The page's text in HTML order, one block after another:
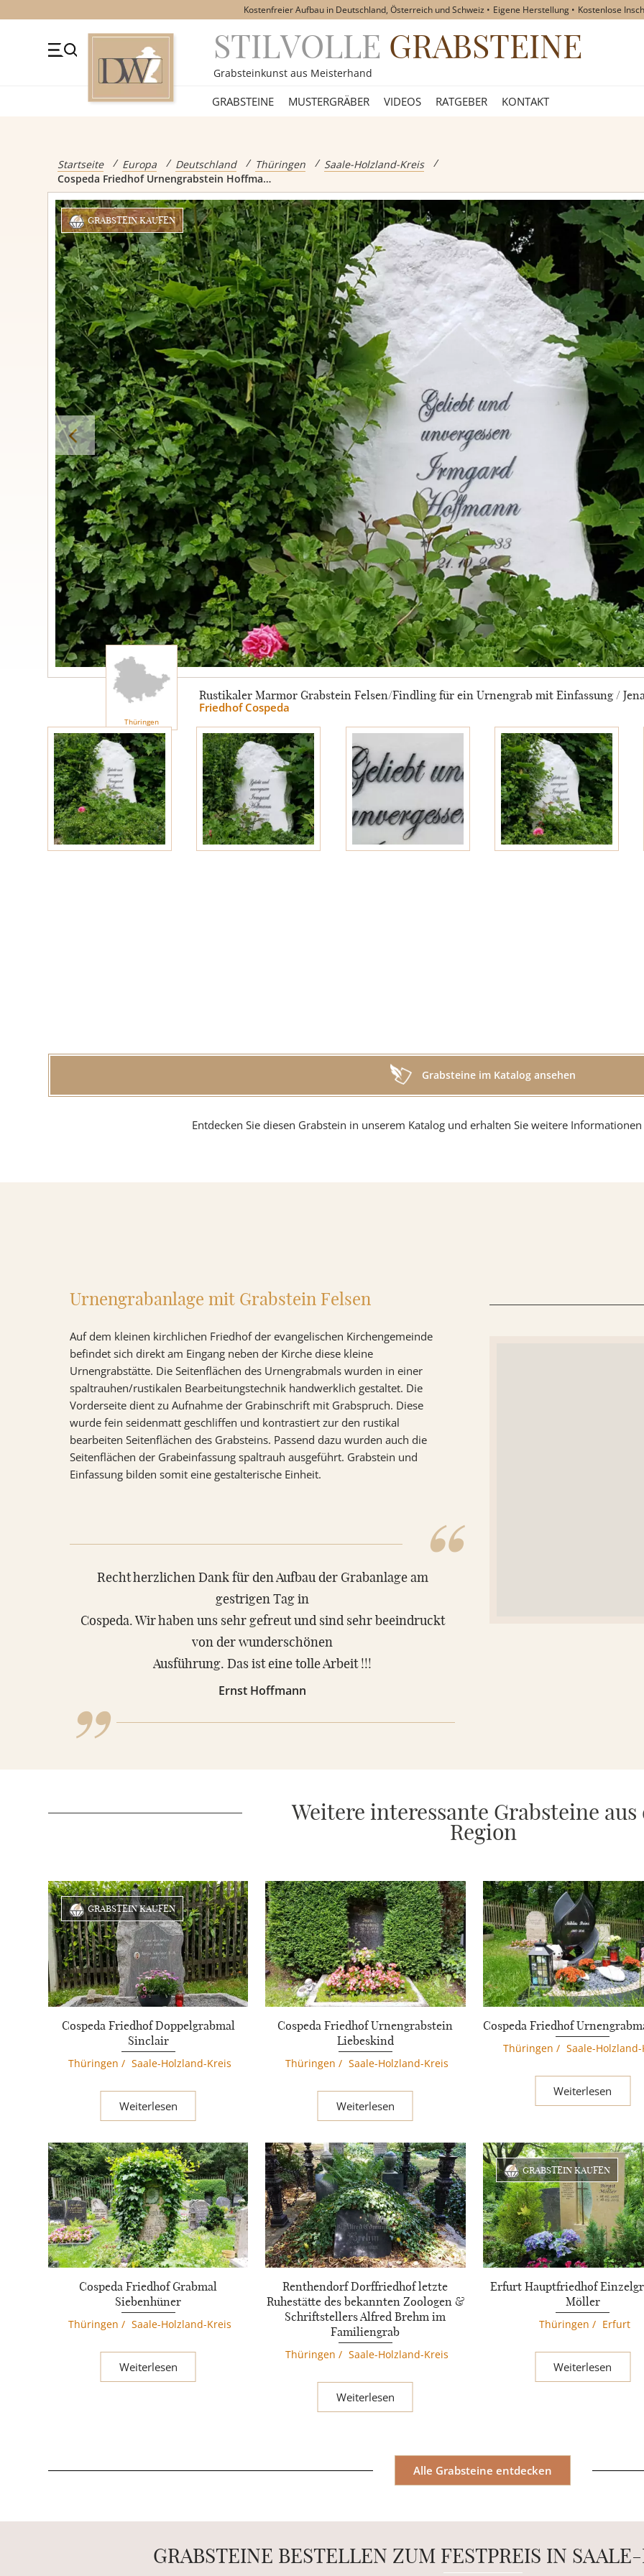
Kostenfreier Aufbau in Deutschland, Österreich und Schweiz Eigene Herstellung Kostenlose
+49 (0)3641 4787525
Beratung Mo-Fr. 09-16 Uhr
Kontakt
GRABSTEINE
Einzelgrabsteine
Doppelgrabsteine
Kindergrabsteine
Urnengrabsteine
STILE
Klassisch
Romantisch
Modern
Zweiteilig
Engel
MOTIVE
Glas
MATERIAL
VIDEOS
RATGEBER
KONTAKT
REFERENZEN
STILVOLLE GRABSTEINE
Grabsteinkunst aus Meisterhand
GRABSTEINE MUSTERGRÄBER VIDEOS RATGEBER KONTAKT
Startseite Europa Deutschland Thüringen
Saale-Holzland-Kreis
Cospeda Friedhof Urnengrabstein Hoffmann
GRABSTEIN KAUFEN
Thüringen
Rustikaler Marmor Grabstein Felsen/Findling für ein Urnengrab mit Einfassung /
Friedhof Cospeda
Grabsteine im Katalog ansehen
Entdecken Sie diesen Grabstein in unserem Katalog und erhalten Sie weitere
Urnengrabanlage mit Grabstein Felsen
Auf dem kleinen kirchlichen Friedhof der evangelischen Kirchengemeinde
befindet sich direkt am Eingang neben der Kirche diese kleine
Urnengrabstätte. Die Seitenflächen des Urnengrabmals wurden in einer
spaltrauhen/rustikalen Bearbeitungstechnik handwerklich gestaltet. Die
Vorderseite dient zu Aufnahme der Grabinschrift mit Grabspruch. Diese
wurde fein seidenmatt geschliffen und kontrastiert zur den rustikal
bearbeiten Seitenflächen des Grabsteins. Passend dazu wurden auch die
Seitenflächen der Grabeinfassung spaltrauh ausgeführt. Grabstein und
Einfassung bilden somit eine gestalterische Einheit.
“
Recht herzlichen Dank für den Aufbau der Grabanlage am
gestrigen Tag in
Cospeda. Wir haben uns sehr gefreut und sind sehr beeindruckt
von der wunderschönen
Ausführung. Das ist eine tolle Arbeit !!!
Ernst Hoffmann
„
Weitere interessante Grabsteine aus
Region
GRABSTEIN KAUFEN
Cospeda Friedhof Doppelgrabmal
Sinclair
Thüringen / Saale-Holzland-Kreis
Weiterlesen
Cospeda Friedhof Urnengrabstein
Liebeskind
Thüringen / Saale-Holzland-Kreis
Weiterlesen
Cospeda Friedhof
Thüringen / Saale-
Weiterlesen
Cospeda Friedhof Grabmal
Siebenhüner
Thüringen / Saale-Holzland-Kreis
Weiterlesen
Renthendorf Dorffriedhof letzte
Ruhestätte des bekannten Zoologen &
Schriftstellers Alfred Brehm im
Familiengrab
Thüringen / Saale-Holzland-Kreis
Weiterlesen
GRABSTEIN KAUFEN
Erfurt Hauptfriedhof
Möller
Thüringen / Erfurt
Weiterlesen
Alle Grabsteine entdecken
GRABSTEINE BESTELLEN ZUM FESTPREIS IN